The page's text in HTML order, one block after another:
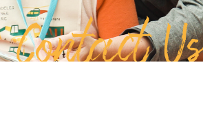
Contact Us